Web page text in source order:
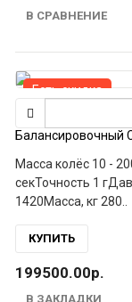
В СРАВНЕНИЕ
Есть скидка
Балансировочный
Масса колёс 10 - 200 кгДиаметр колёс до 1200 ммВремя измерения легковых колёс 12 секВремя измерения грузовых колёс 50
секТочность 1 гДавление воздуха в пневмосистеме 8 - 10 БарПитание 220 ВМощность 0,5 кВтГабаритные размеры, мм 1320 х 1970 х
1420Масса, кг 280..
КУПИТЬ
199500.00р.
В ЗАКЛАДКИ